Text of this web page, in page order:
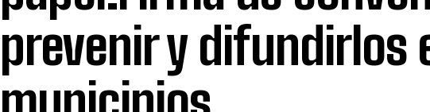
prevenir y difundirlos